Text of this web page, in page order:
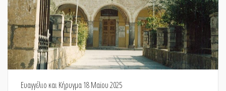
Ευαγγέλιο και Κήρυγμα 18 Μαϊου 2025